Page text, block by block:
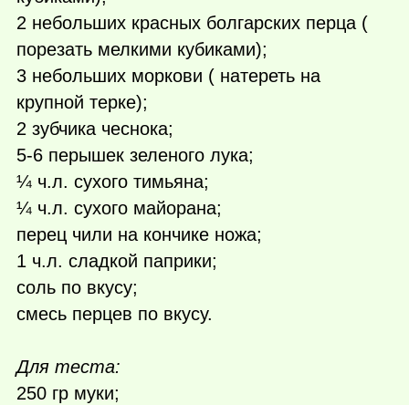
2 небольших красных болгарских перца (
порезать мелкими кубиками);
3 небольших моркови ( натереть на
крупной терке);
2 зубчика чеснока;
5-6 перышек зеленого лука;
¼ ч.л. сухого тимьяна;
¼ ч.л. сухого майорана;
перец чили на кончике ножа;
1 ч.л. сладкой паприки;
соль по вкусу;
смесь перцев по вкусу.
Для теста:
250 гр муки;